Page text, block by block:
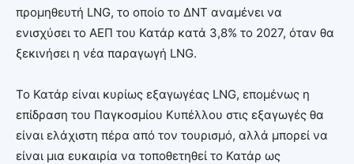
προμηθευτή LNG, το οποίο το ΔΝΤ αναμένει να
ενισχύσει το ΑΕΠ του Κατάρ κατά 3,8% το 2027, όταν θα
ξεκινήσει η νέα παραγωγή LNG.
Το Κατάρ είναι κυρίως εξαγωγέας LNG, επομένως η
επίδραση του Παγκοσμίου Κυπέλλου στις εξαγωγές θα
είναι ελάχιστη πέρα από τον τουρισμό, αλλά μπορεί να
είναι μια ευκαιρία να τοποθετηθεί το Κατάρ ως